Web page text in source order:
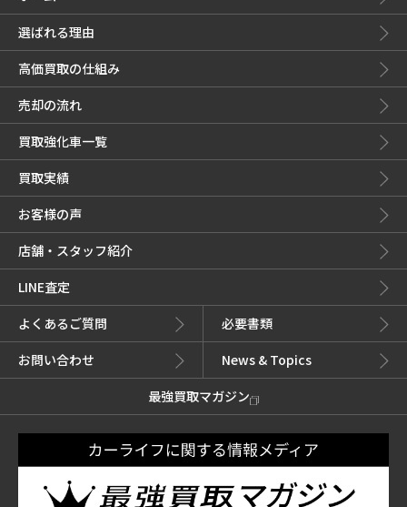
選ばれる理由
高価買取の仕組み
売却の流れ
買取強化車一覧
買取実績
お客様の声
店舗・スタッフ紹介
LINE査定
よくあるご質問
必要書類
お問い合わせ
News & Topics
最強買取マガジン